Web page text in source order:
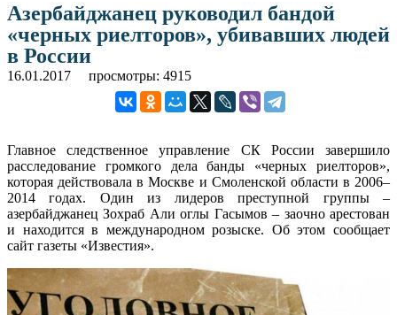
Азербайджанец руководил бандой
«черных риелторов», убивавших людей
в России
16.01.2017 просмотры: 4915
Главное следственное управление СК России завершило
расследование громкого дела банды «черных риелторов»,
которая действовала в Москве и Смоленской области в 2006–
2014 годах. Один из лидеров преступной группы –
азербайджанец Зохраб Али оглы Гасымов – заочно арестован
и находится в международном розыске. Об этом сообщает
сайт газеты «Известия».